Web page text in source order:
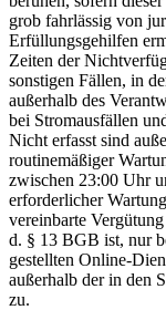
grob fahrlässig von
Erfüllungsgehilfen
Zeiten der
sonstigen Fällen, in
außerhalb des
bei Stromausfällen
Nicht erfasst sind
routinemäßiger
zwischen 23:00 Uhr
erforderlicher
vereinbarte
d. § 13 BGB ist, nur
gestellten Online-
außerhalb der in den
zu.